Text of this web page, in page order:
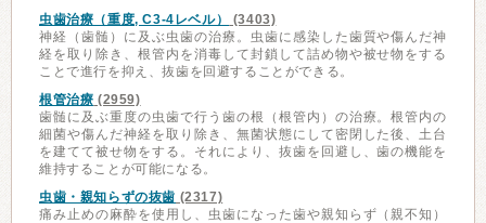
虫歯治療（重度, C3-4レベル）
(3403)
神経（歯髄）に及ぶ虫歯の治療。虫歯に感染した歯質や傷んだ神
経を取り除き、根管内を消毒して封鎖して詰め物や被せ物をする
ことで進行を抑え、抜歯を回避することができる。
根管治療 (2959)
歯髄に及ぶ重度の虫歯で行う歯の根（根管内）の治療。根管内の
細菌や傷んだ神経を取り除き、無菌状態にして密閉した後、土台
を建てて被せ物をする。それにより、抜歯を回避し、歯の機能を
維持することが可能になる。
虫歯・親知らずの抜歯 (2317)
痛み止めの麻酔を使用し、虫歯になった歯や親知らず（親不知）